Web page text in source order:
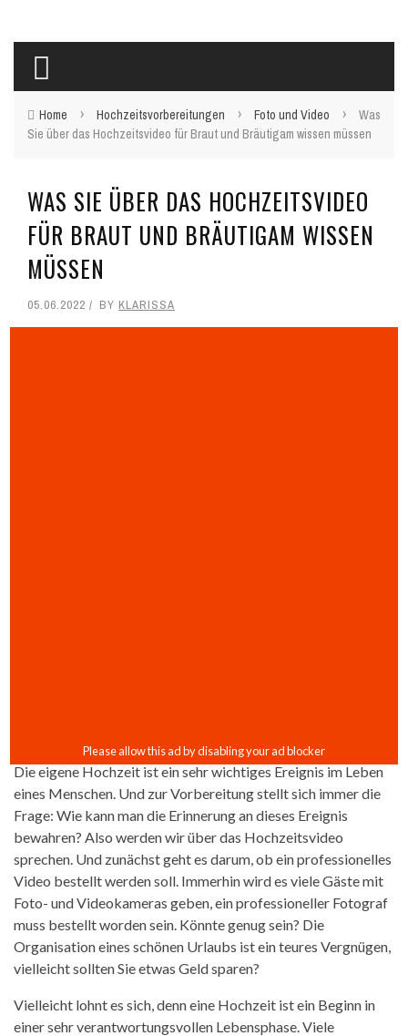
Home › Hochzeitsvorbereitungen › Foto und Video ›
Was
Sie über das Hochzeitsvideo für Braut und Bräutigam wissen müssen
WAS SIE ÜBER DAS HOCHZEITSVIDEO
FÜR BRAUT UND BRÄUTIGAM WISSEN
MÜSSEN
05.06.2022 BY KLARISSA
Die eigene Hochzeit ist ein sehr wichtiges Ereignis im Leben
eines Menschen. Und zur Vorbereitung stellt sich immer die
Frage: Wie kann man die Erinnerung an dieses Ereignis
bewahren? Also werden wir über das Hochzeitsvideo
sprechen. Und zunächst geht es darum, ob ein professionelles
Video bestellt werden soll. Immerhin wird es viele Gäste mit
Foto- und Videokameras geben, ein professioneller Fotograf
muss bestellt worden sein. Könnte genug sein? Die
Organisation eines schönen Urlaubs ist ein teures Vergnügen,
vielleicht sollten Sie etwas Geld sparen?
Vielleicht lohnt es sich, denn eine Hochzeit ist ein Beginn in
einer sehr verantwortungsvollen Lebensphase. Viele